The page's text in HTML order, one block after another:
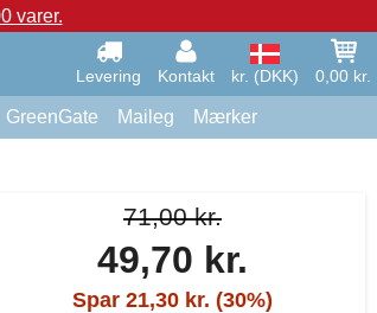
varer.
Levering Kontakt kr. (DKK) 0,00 kr.
GreenGate Maileg Mærker
71,00 kr.
49,70 kr.
Spar 21,30 kr. (30%)